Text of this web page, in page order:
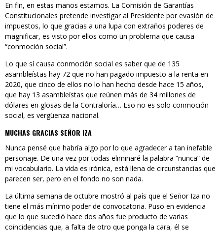
En fin, en estas manos estamos. La Comisión de Garantías
Constitucionales pretende investigar al Presidente por evasión de
impuestos, lo que gracias a una lupa con extraños poderes de
magnificar, es visto por ellos como un problema que causa
“conmoción social”.
Lo que sí causa conmoción social es saber que de 135
asambleístas hay 72 que no han pagado impuesto a la renta en
2020, que cinco de ellos no lo han hecho desde hace 15 años,
que hay 13 asambleístas que reúnen más de 34 millones de
dólares en glosas de la Contraloría… Eso no es solo conmoción
social, es vergüenza nacional.
MUCHAS GRACIAS SEÑOR IZA
Nunca pensé que habría algo por lo que agradecer a tan inefable
personaje. De una vez por todas eliminaré la palabra “nunca” de
mi vocabulario. La vida es irónica, está llena de circunstancias que
parecen ser, pero en el fondo no son nada.
La última semana de octubre mostró al país que el Señor Iza no
tiene el más mínimo poder de convocatoria. Puso en evidencia
que lo que sucedió hace dos años fue producto de varias
coincidencias que, a falta de otro que ponga la cara, él se